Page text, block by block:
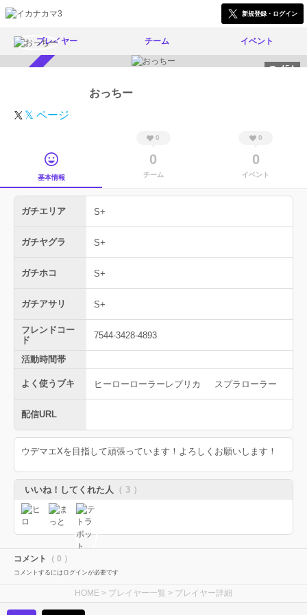
新規登録・ログイン
プレイヤー チーム イベント
454
おっちー
𝕏 ページ
基本情報
0
0
チーム
0
0
イベント
ガチエリア S+
ガチヤグラ S+
ガチホコ S+
ガチアサリ S+
フレンドコー
ド
7544-3428-4893
活動時間帯
よく使うブキ ヒーローローラーレプリカ スプラローラー
配信URL
ウデマエXを目指して頑張っています！よろしくお願いします！
いいね！してくれた人 （ 3 ）
コメント （ 0 ）
コメントするにはログインが必要です
HOME > プレイヤー一覧 > プレイヤー詳細